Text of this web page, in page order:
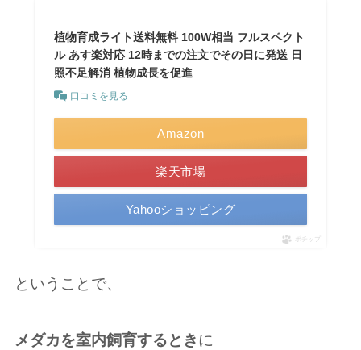
植物育成ライト送料無料 100W相当 フルスペクト
ル あす楽対応 12時までの注文でその日に発送 日
照不足解消 植物成長を促進
口コミを見る
Amazon
楽天市場
Yahooショッピング
ポチップ
ということで、
メダカを室内飼育するとき に